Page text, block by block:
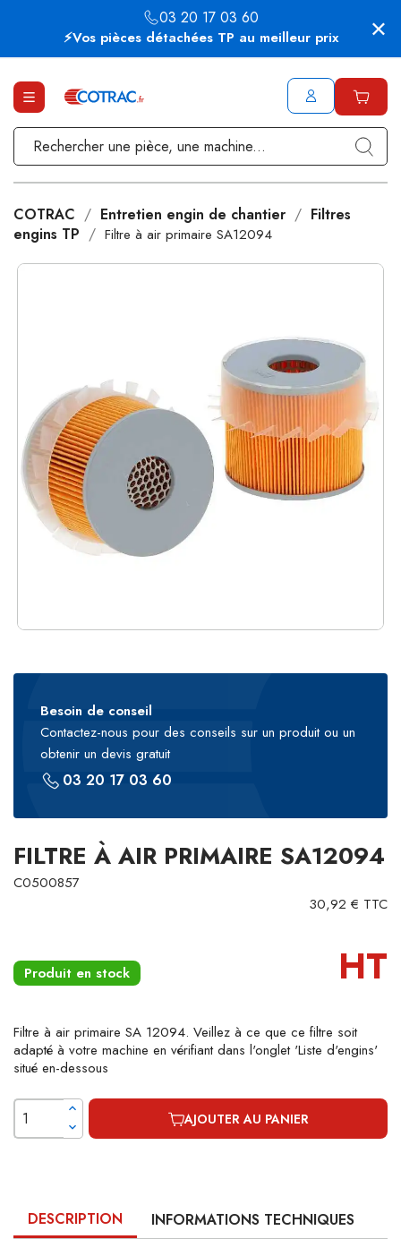
⚡Vos pièces détachées TP au meilleur prix
03 20 17 03 60
COTRAC Entretien engin de chantier
Filtres
engins TP
Filtre à air primaire SA12094
Besoin de conseil
Contactez-nous pour des conseils sur un produit ou un
obtenir un devis gratuit
03 20 17 03 60
FILTRE À AIR PRIMAIRE SA12094
C0500857
30,92 € TTC
Produit en stock HT
Filtre à air primaire SA 12094. Veillez à ce que ce filtre soit
adapté à votre machine en vérifiant dans l'onglet 'Liste d'engins'
situé en-dessous
AJOUTER AU PANIER
DESCRIPTION INFORMATIONS TECHNIQUES